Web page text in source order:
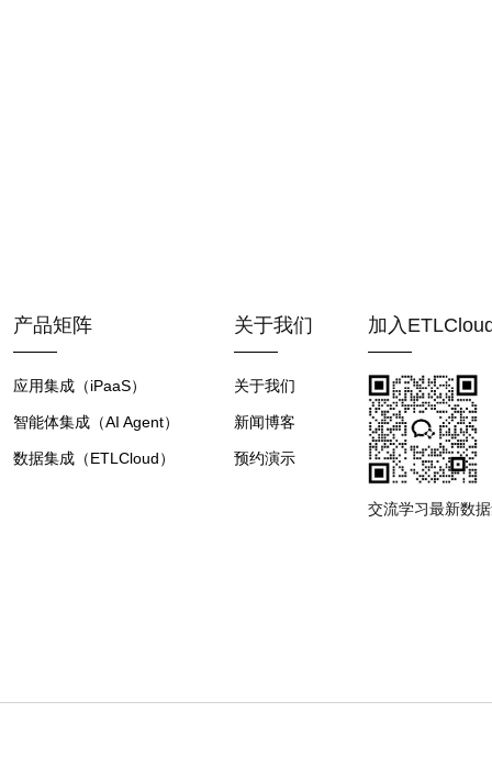
产品矩阵
应用集成（iPaaS）
智能体集成（AI Agent）
数据集成（ETLCloud）
关于我们
关于我们
新闻博客
预约演示
加入
交流学习最新数